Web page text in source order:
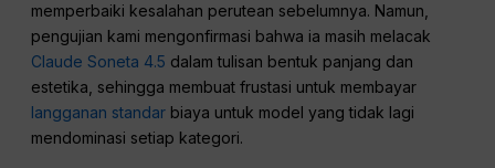
memperbaiki kesalahan perutean sebelumnya. Namun,
pengujian kami mengonfirmasi bahwa ia masih melacak
Claude Soneta 4.5 dalam tulisan bentuk panjang dan
estetika, sehingga membuat frustasi untuk membayar
langganan standar biaya untuk model yang tidak lagi
mendominasi setiap kategori.